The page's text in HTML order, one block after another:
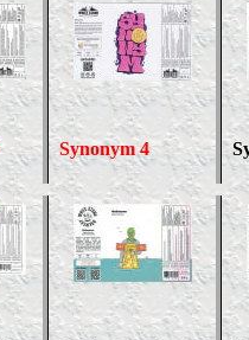
Synonym 4